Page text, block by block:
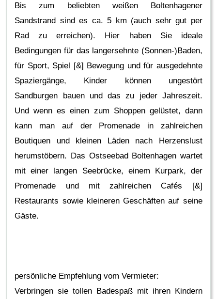
Bis zum beliebten weißen Boltenhagener
Sandstrand sind es ca. 5 km (auch sehr gut per
Rad zu erreichen). Hier haben Sie ideale
Bedingungen für das langersehnte (Sonnen-)Baden,
für Sport, Spiel [&] Bewegung und für ausgedehnte
Spaziergänge, Kinder können ungestört
Sandburgen bauen und das zu jeder Jahreszeit.
Und wenn es einen zum Shoppen gelüstet, dann
kann man auf der Promenade in zahlreichen
Boutiquen und kleinen Läden nach Herzenslust
herumstöbern. Das Ostseebad Boltenhagen wartet
mit einer langen Seebrücke, einem Kurpark, der
Promenade und mit zahlreichen Cafés [&]
Restaurants sowie kleineren Geschäften auf seine
Gäste.
persönliche Empfehlung vom Vermieter:
Verbringen sie tollen Badespaß mit ihren Kindern